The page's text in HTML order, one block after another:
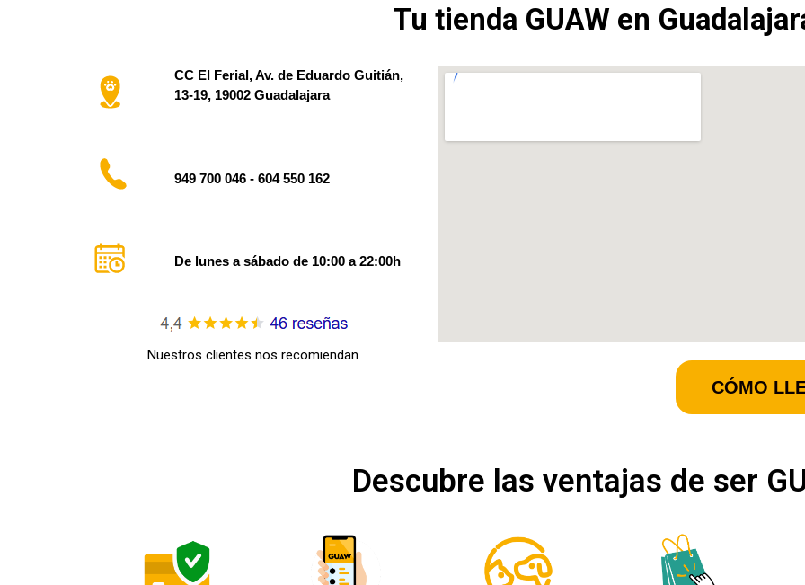
Tu tienda GUAW en
CC El Ferial, Av. de Eduardo Guitián,
13-19, 19002 Guadalajara
949 700 046 - 604 550 162
De lunes a sábado de 10:00 a 22:00h
Nuestros clientes nos recomiendan
CÓMO
Descubre las ventajas de ser